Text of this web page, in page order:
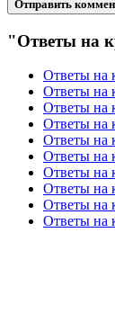
"Ответы на
Ответы на
Ответы на
Ответы на
Ответы на
Ответы на
Ответы на
Ответы на
Ответы на
Ответы на
Ответы на